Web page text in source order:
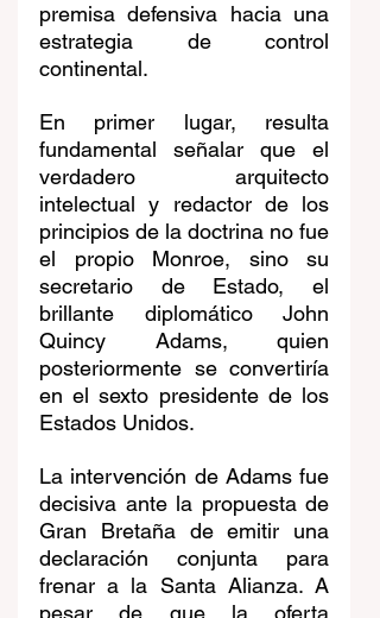
premisa defensiva hacia una
estrategia de control
continental.
En primer lugar, resulta
fundamental señalar que el
verdadero arquitecto
intelectual y redactor de los
principios de la doctrina no fue
el propio Monroe, sino su
secretario de Estado, el
brillante diplomático John
Quincy Adams, quien
posteriormente se convertiría
en el sexto presidente de los
Estados Unidos.
La intervención de Adams fue
decisiva ante la propuesta de
Gran Bretaña de emitir una
declaración conjunta para
frenar a la Santa Alianza. A
pesar de que la oferta